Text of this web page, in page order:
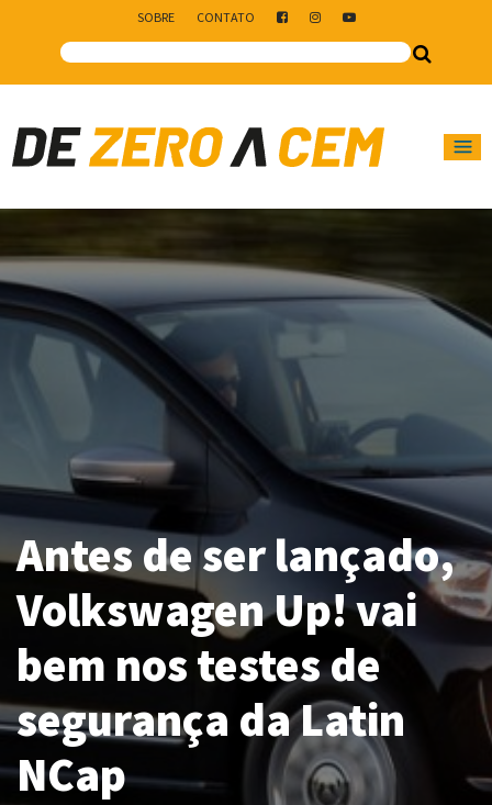
SOBRE CONTATO
Main Navigation
Antes de ser lançado,
Volkswagen Up! vai
bem nos testes de
segurança da Latin
NCap